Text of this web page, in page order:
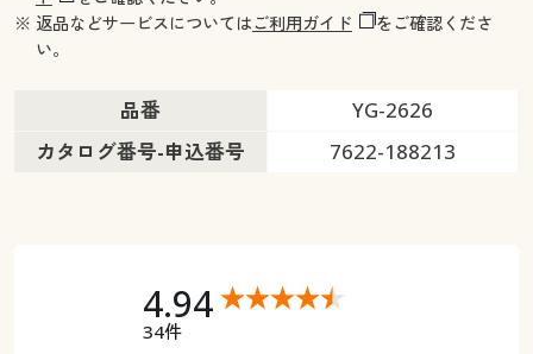
※ 返品などサービスについてはご利用ガイド
をご確認くださ
い。
品番
YG-2626
カタログ番号-申込番号
7622-188213
4.94
34件